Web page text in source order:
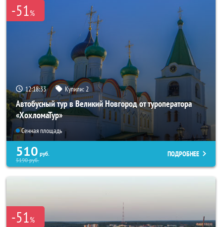
-51%
12:18:32 Купили: 2
Автобусный тур в Великий Новгород от туроператора
«ХохломаТур»
Сенная площадь
510 руб.
5190руб.
ПОДРОБНЕЕ
-51%